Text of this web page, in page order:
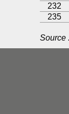
232
235
Source